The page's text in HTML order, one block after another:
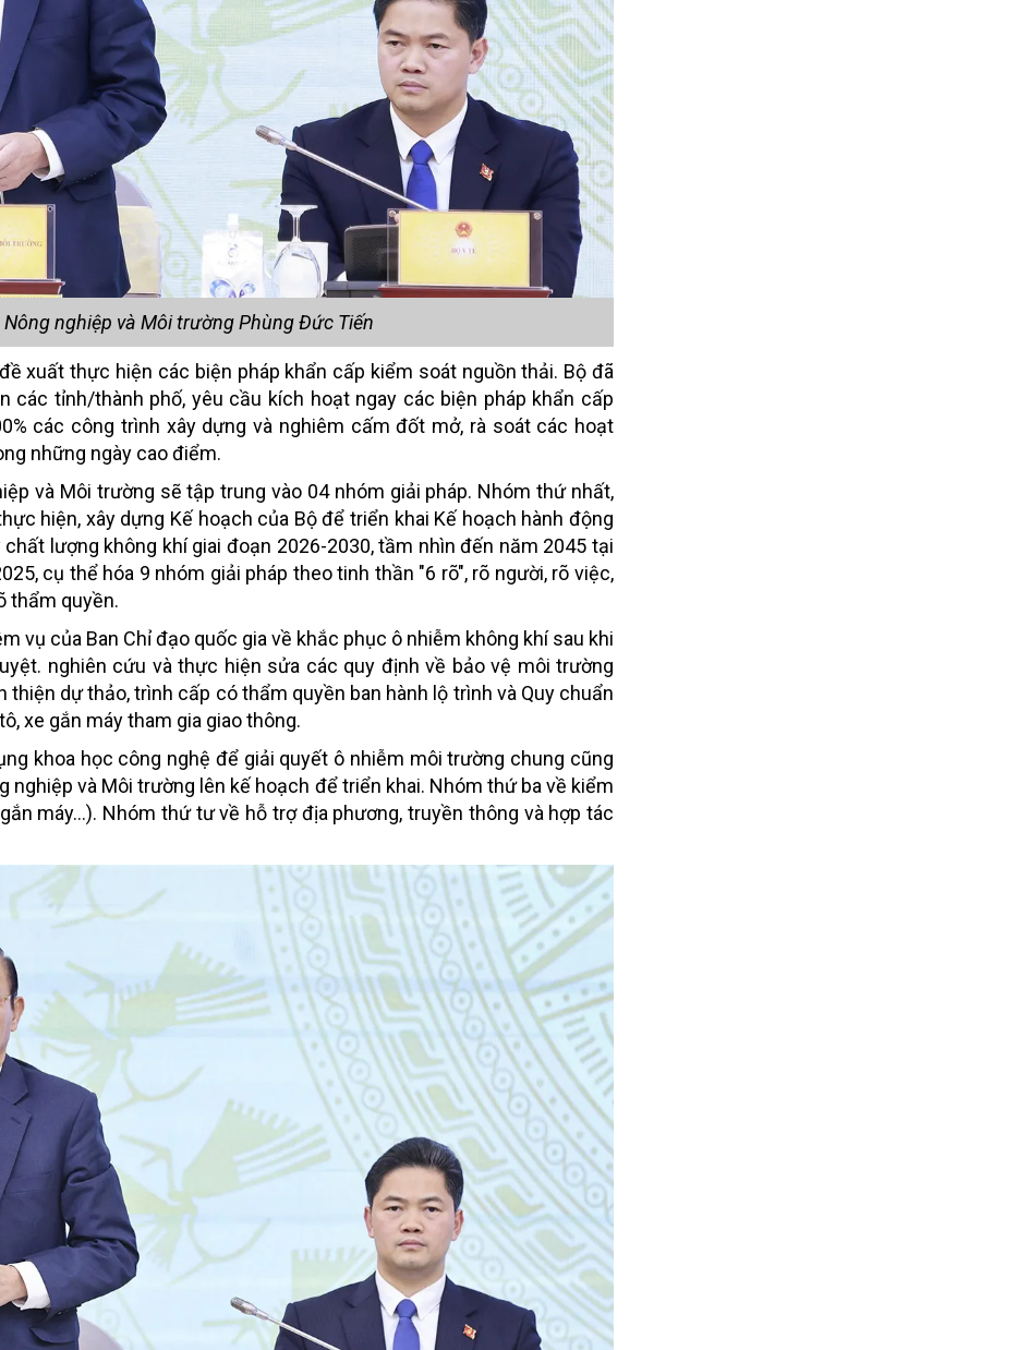
nghiệp và Môi trường Phùng Đức Tiến
xuất thực hiện các biện pháp khẩn cấp kiểm soát nguồn thải. Bộ đã
các tỉnh/thành phố, yêu cầu kích hoạt ngay các biện pháp khẩn cấp
các công trình xây dựng và nghiêm cấm đốt mở, rà soát các hoạt
những ngày cao điểm.
và Môi trường sẽ tập trung vào 04 nhóm giải pháp. Nhóm thứ nhất,
hiện, xây dựng Kế hoạch của Bộ để triển khai Kế hoạch hành động
lượng không khí giai đoạn 2026-2030, tầm nhìn đến năm 2045 tại
cụ thể hóa 9 nhóm giải pháp theo tinh thần "6 rõ", rõ người, rõ việc,
thẩm quyền.
vụ của Ban Chỉ đạo quốc gia về khắc phục ô nhiễm không khí sau khi
nghiên cứu và thực hiện sửa các quy định về bảo vệ môi trường
thiện dự thảo, trình cấp có thẩm quyền ban hành lộ trình và Quy chuẩn
xe gắn máy tham gia giao thông.
khoa học công nghệ để giải quyết ô nhiễm môi trường chung cũng
nghiệp và Môi trường lên kế hoạch để triển khai. Nhóm thứ ba về kiểm
máy…). Nhóm thứ tư về hỗ trợ địa phương, truyền thông và hợp tác